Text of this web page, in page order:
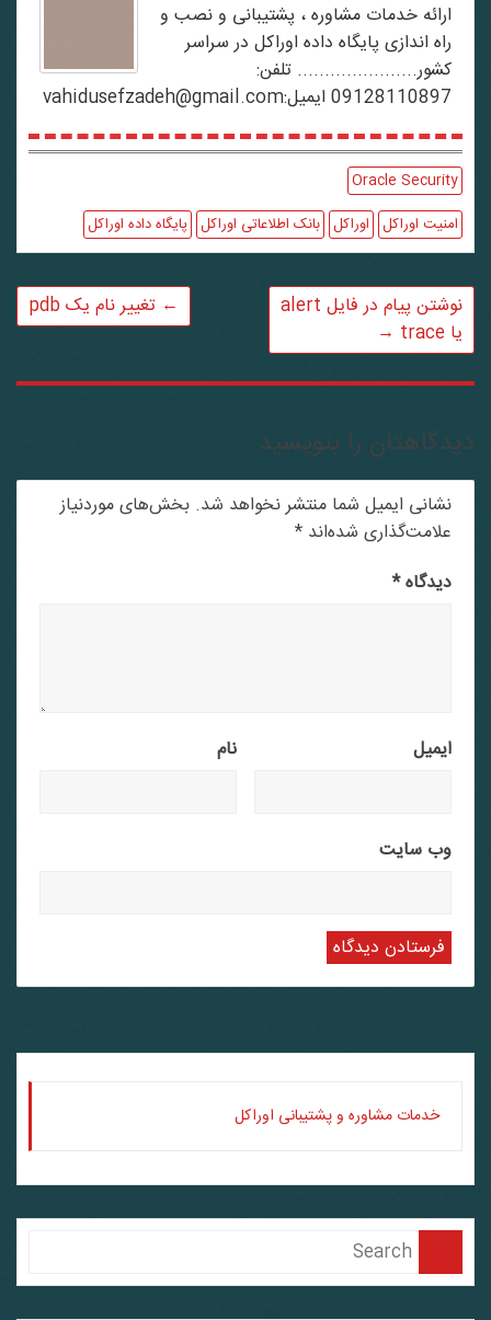
ارائه خدمات مشاوره ، پشتیبانی و نصب و
راه اندازی پایگاه داده اوراکل در سراسر
کشور...................... تلفن:
09128110897 ایمیل:vahidusefzadeh@gmail.com
Oracle Security
امنیت اوراکل اوراکل بانک اطلاعاتی اوراکل پایگاه داده اوراکل
تغییر نام یک pdb
نوشتن پیام در فایل alert
→
را بنویسید
نشانی ایمیل شما منتشر نخواهد شد. بخش‌های موردنیاز
علامت‌گذاری شده‌اند*
دیدگاه*
ایمیل
وب‌ سایت
خدمات مشاوره و پشتیبانی اوراکل